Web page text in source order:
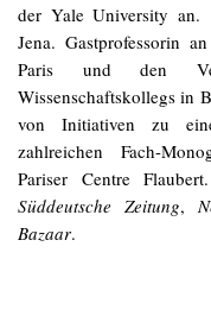
der Yale University an.
Jena. Gastprofessorin
Paris und den
Wissenschaftskollegs in
von Initiativen zu
zahlreichen Fach-
Pariser Centre
Süddeutsche Zeitung,
Bazaar.